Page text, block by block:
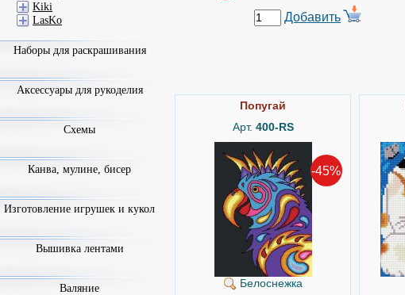
Добавить
Попугай
Арт. 400-RS
-45%
Белоснежка
Kiki
LasKo
Наборы для раскрашивания
Аксессуары для рукоделия
Схемы
Канва, мулине, бисер
Изготовление игрушек и кукол
Вышивка лентами
Валяние